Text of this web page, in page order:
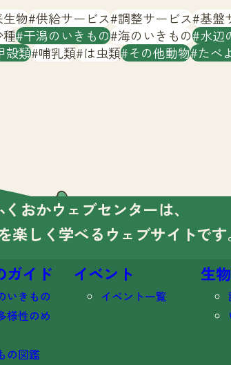
生物 供給サービス 調整サービス 基盤
種 干潟のいきもの 海のいきもの 水辺
殻類 哺乳類 は虫類 その他動物 たべ
おかウェブセンターは、
楽しく学べる ウェブサイトです
ガイド
いきもの
様性のめ
の図鑑
イベント
イベント一覧
生